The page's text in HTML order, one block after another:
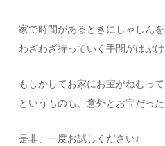
家で時間があるときにしゃしん
わざわざ持っていく手間がはぶ
もしかしてお家にお宝がねむっ
というものも、意外とお宝だっ
是非、一度お試しください♪